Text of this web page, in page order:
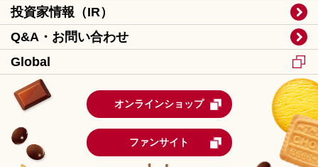
投資家情報（IR）
Q&A・お問い合わせ
Global
オンラインショップ
ファンサイト